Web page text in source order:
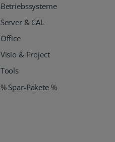
Betriebssysteme
Server & CAL
Office
Visio & Project
Tools
% Spar-Pakete %